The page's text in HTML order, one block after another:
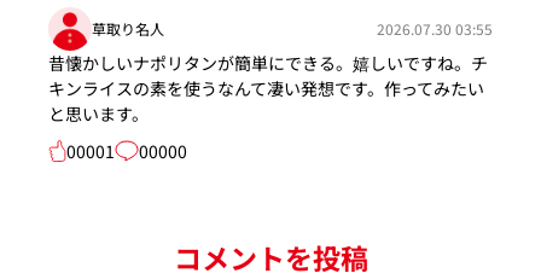
草取り名人 2026.07.30 03:55
昔懐かしいナポリタンが簡単にできる。嬉しいですね。チ
キンライスの素を使うなんて凄い発想です。作ってみたい
と思います。
00001
00000
コメントを投稿